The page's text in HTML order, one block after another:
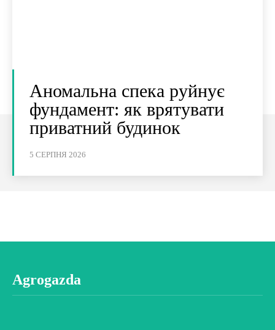
Аномальна спека руйнує
фундамент: як врятувати
приватний будинок
5 СЕРПНЯ 2026
Agrogazda